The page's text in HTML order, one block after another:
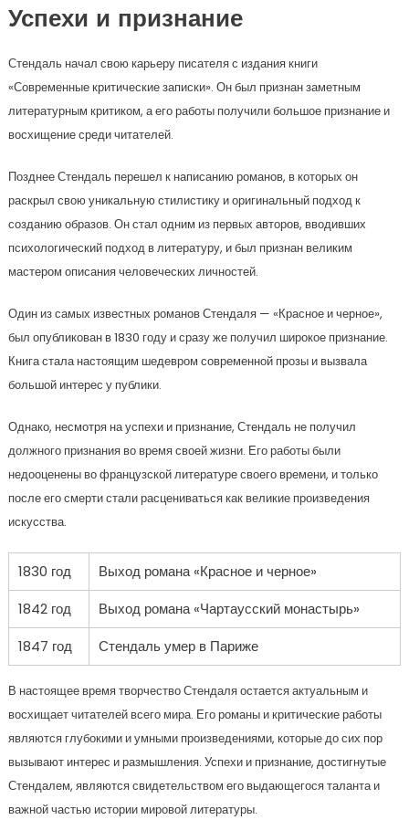
Успехи и признание
Стендаль начал свою карьеру писателя с издания книги
«Современные критические записки». Он был признан заметным
литературным критиком, а его работы получили большое признание и
восхищение среди читателей.
Позднее Стендаль перешел к написанию романов, в которых он
раскрыл свою уникальную стилистику и оригинальный подход к
созданию образов. Он стал одним из первых авторов, вводивших
психологический подход в литературу, и был признан великим
мастером описания человеческих личностей.
Один из самых известных романов Стендаля — «Красное и черное»,
был опубликован в 1830 году и сразу же получил широкое признание.
Книга стала настоящим шедевром современной прозы и вызвала
большой интерес у публики.
Однако, несмотря на успехи и признание, Стендаль не получил
должного признания во время своей жизни. Его работы были
недооценены во французской литературе своего времени, и только
после его смерти стали расцениваться как великие произведения
искусства.
1830 год
Выход романа «Красное и черное»
1842 год
Выход романа «Чартаусский монастырь»
1847 год
Стендаль умер в Париже
В настоящее время творчество Стендаля остается актуальным и
восхищает читателей всего мира. Его романы и критические работы
являются глубокими и умными произведениями, которые до сих пор
вызывают интерес и размышления. Успехи и признание, достигнутые
Стендалем, являются свидетельством его выдающегося таланта и
важной частью истории мировой литературы.